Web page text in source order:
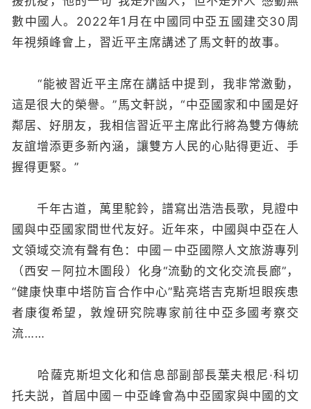
數中國人。2022年1月在中國同中亞五國建交30周
年視頻峰會上，習近平主席講述了馬文軒的故事。
“能被習近平主席在講話中提到，我非常激動，
這是很大的榮譽。”馬文軒説，“中亞國家和中國是好
鄰居、好朋友，我相信習近平主席此行將為雙方傳統
友誼增添更多新內涵，讓雙方人民的心貼得更近、手
握得更緊。”
千年古道，萬里駝鈴，譜寫出浩浩長歌，見證中
國與中亞國家間世代友好。近年來，中國與中亞在人
文領域交流有聲有色：中國－中亞國際人文旅游專列
（西安－阿拉木圖段）化身“流動的文化交流長廊”，
“健康快車中塔防盲合作中心”點亮塔吉克斯坦眼疾患
者康復希望，敦煌研究院專家前往中亞多國考察交
流……
哈薩克斯坦文化和信息部副部長葉夫根尼·科切
托夫説，首屆中國－中亞峰會為中亞國家與中國的文